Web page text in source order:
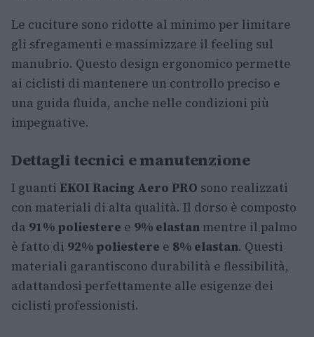
Le cuciture sono ridotte al minimo per limitare
gli sfregamenti e massimizzare il feeling sul
manubrio. Questo design ergonomico permette
ai ciclisti di mantenere un controllo preciso e
una guida fluida, anche nelle condizioni più
impegnative.
Dettagli tecnici e manutenzione
I guanti EKOI Racing Aero PRO sono realizzati
con materiali di alta qualità. Il dorso è composto
da 91% poliestere e 9% elastan mentre il palmo
è fatto di 92% poliestere e 8% elastan. Questi
materiali garantiscono durabilità e flessibilità,
adattandosi perfettamente alle esigenze dei
ciclisti professionisti.